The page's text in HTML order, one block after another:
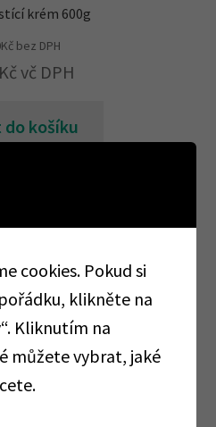
krém 600g
Kčbez DPH
Kč vč DPH
do košíku
cookies. Pokud si
klikněte na
Kliknutím na
můžete vybrat, jaké